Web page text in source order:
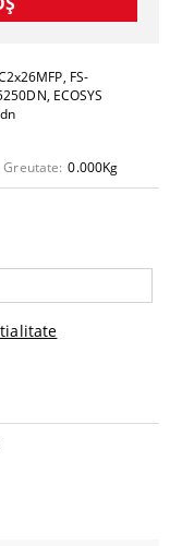
FS-
ECOSYS
Greutate: 0.000Kg